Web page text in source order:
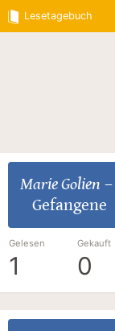
Lesetagebuch
Marie Golien –
Gefangene
Gelesen
1
Gekauft
0